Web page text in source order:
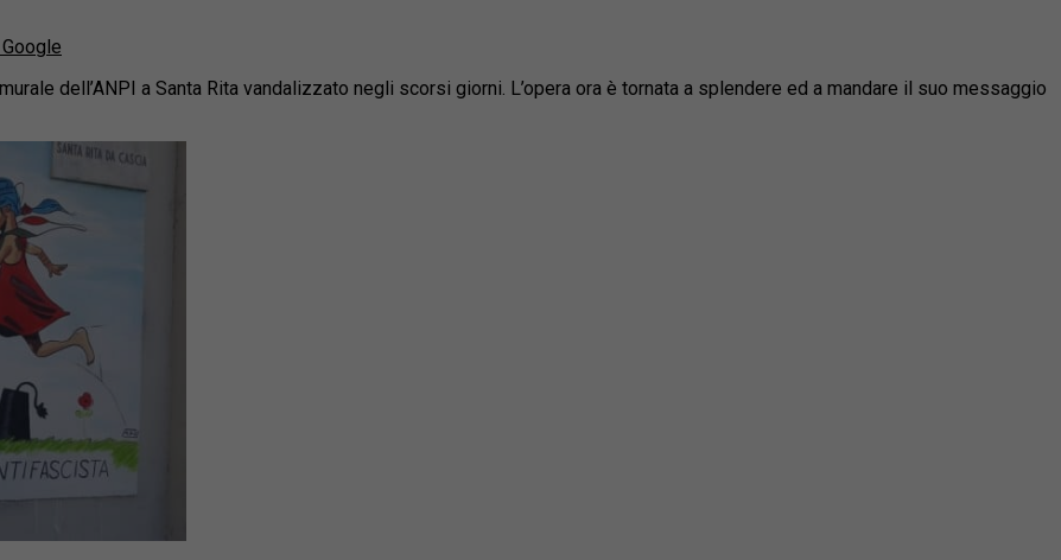
dell’ANPI a Santa Rita vandalizzato negli scorsi giorni. L’opera ora è tornata a splendere ed a mandare il suo messaggio